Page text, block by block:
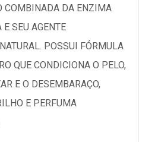
COMBINADA DA ENZIMA
SEU AGENTE
POSSUI FÓRMULA
QUE CONDICIONA O PELO,
E O DESEMBARAÇO,
E PERFUMA